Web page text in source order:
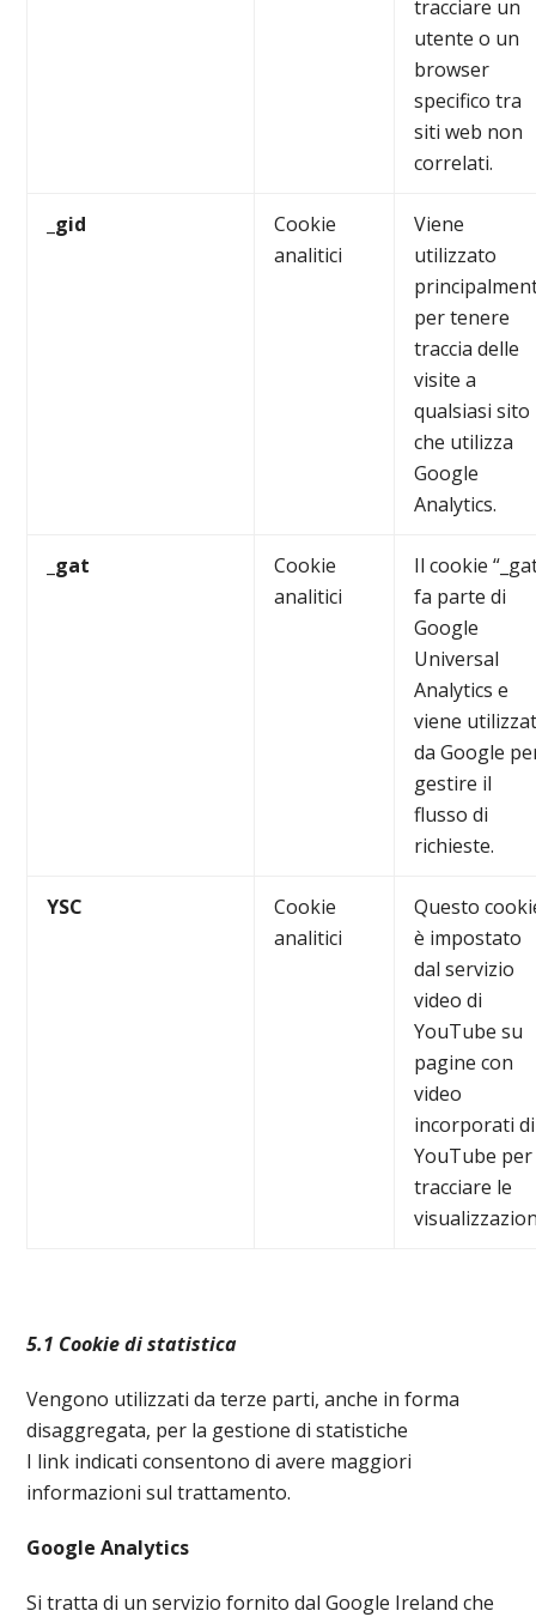
tracciare un
utente o un
browser
specifico tra
siti web non
correlati.
_gid
Cookie
analitici
Viene
utilizzato
per tenere
traccia delle
visite a
qualsiasi sito
che utilizza
Google
Analytics.
_gat
Cookie
analitici
Il cookie
fa parte di
Google
Universal
Analytics e
viene
da Google
gestire il
flusso di
richieste.
YSC
Cookie
analitici
Questo
è impostato
dal servizio
video di
YouTube su
pagine con
video
incorporati di
YouTube per
tracciare le
5.1 Cookie di statistica
Vengono utilizzati da terze parti, anche in forma
disaggregata, per la gestione di statistiche
I link indicati consentono di avere maggiori
informazioni sul trattamento.
Google Analytics
Si tratta di un servizio fornito dal Google Ireland che